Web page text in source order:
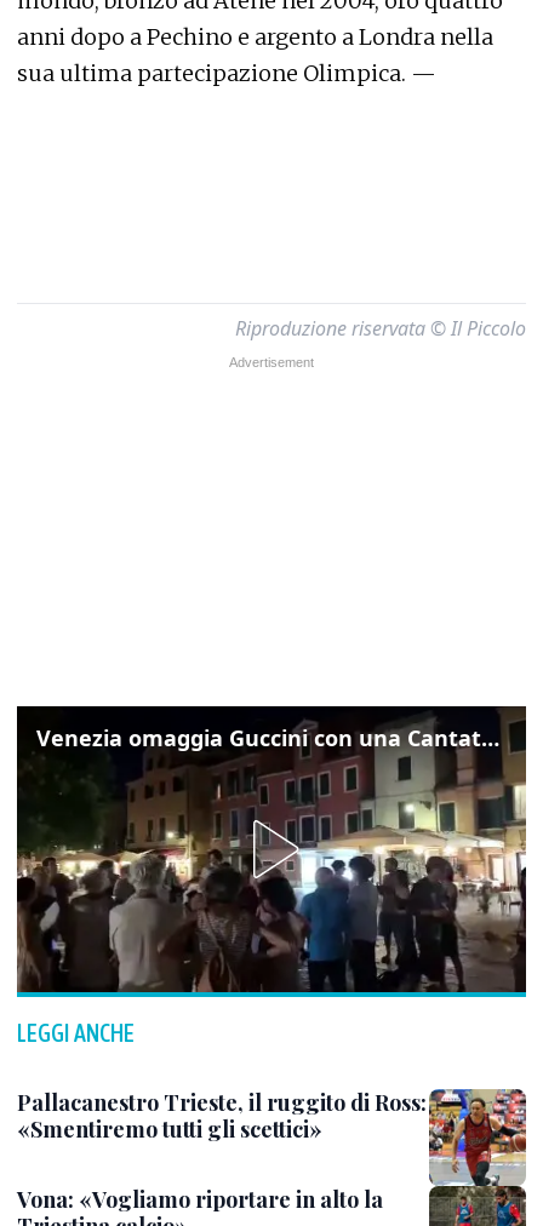
anni dopo a Pechino e argento a Londra nella
sua ultima partecipazione Olimpica. —
Riproduzione riservata © Il Piccolo
Venezia omaggia Guccini con una Cantata Anarchica in campo Santa Margherita
LEGGI ANCHE
Pallacanestro Trieste, il ruggito di Ross:
«Smentiremo tutti gli scettici»
Vona: «Vogliamo riportare in alto la